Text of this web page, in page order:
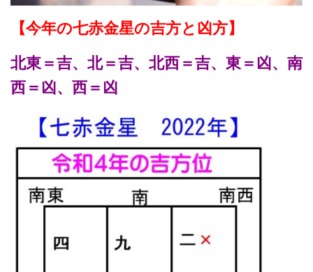
【今年の七赤金星の吉方と凶方】
北東＝吉、北＝吉、北西＝吉、東＝凶、南
西＝凶、西＝凶